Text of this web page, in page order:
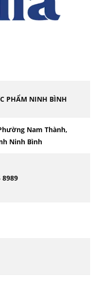
PHẨM NINH BÌNH
Nam Thành,
Ninh Bình
8989